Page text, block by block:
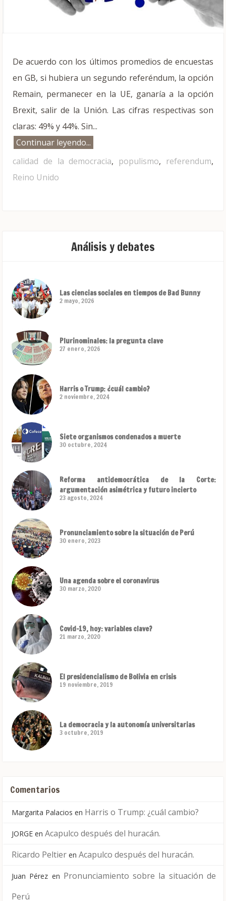
De acuerdo con los últimos promedios de encuestas
en GB, si hubiera un segundo referéndum, la opción
Remain, permanecer en la UE, ganaría a la opción
Brexit, salir de la Unión. Las cifras respectivas son
claras: 49% y 44%. Sin...
Continuar leyendo...
calidad de la democracia, populismo, referendum,
Reino Unido
Análisis y debates
Las ciencias sociales en tiempos de Bad Bunny
2 mayo, 2026
Plurinominales: la pregunta clave
27 enero, 2026
Harris o Trump: ¿cuál cambio?
2 noviembre, 2024
Siete organismos condenados a muerte
30 octubre, 2024
Reforma antidemocrática de la Corte:
argumentación asimétrica y futuro incierto
23 agosto, 2024
Pronunciamiento sobre la situación de Perú
30 enero, 2023
Una agenda sobre el coronavirus
30 marzo, 2020
Covid-19, hoy: variables clave?
21 marzo, 2020
El presidencialismo de Bolivia en crisis
19 noviembre, 2019
La democracia y la autonomía universitarias
3 octubre, 2019
Comentarios
Margarita Palacios en Harris o Trump: ¿cuál cambio?
JORGE en Acapulco después del huracán.
Ricardo Peltier en Acapulco después del huracán.
Juan Pérez en Pronunciamiento sobre la situación de
Perú